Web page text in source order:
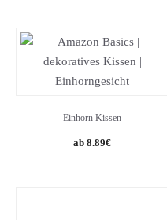
Einhorn Kissen
8.89€